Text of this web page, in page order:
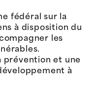
fédéral sur la
à disposition du
les
prévention et une
à